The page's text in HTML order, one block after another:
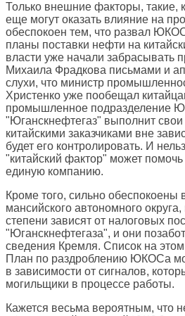
Только внешние факторы, такие,
еще могут оказать влияние на
обеспокоен тем, что развал
планы поставки нефти на
власти уже начали забрасывать
Михаила Фрадкова письмами и
слухи, что министр
Христенко уже пообещал
промышленное подразделение
"Юганскнефтегаз" выполнит свои
китайскими заказчиками вне
будет его контролировать. И
"китайский фактор" может
единую компанию.
Кроме того, сильно обеспокоены
мансийского автономного
степени зависят от налоговых
"Юганскнефтегаза", и они
сведения Кремля. Список на этом
План по раздроблению ЮКОСа
в зависимости от сигналов,
могильщики в процессе работы.
Кажется весьма вероятным, что